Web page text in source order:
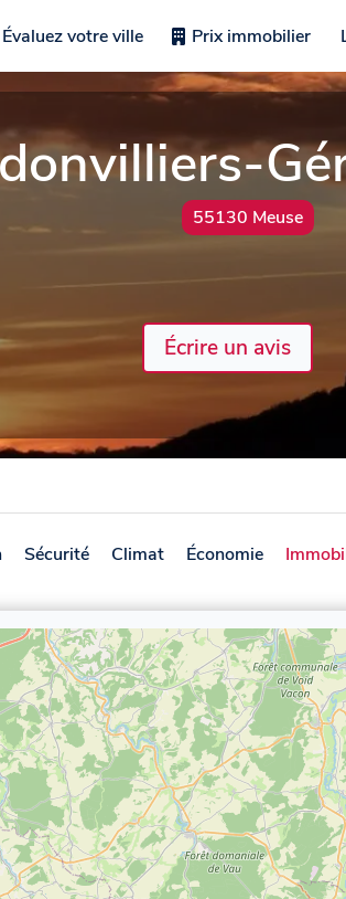
Évaluez votre ville Prix immobilier
55130 Meuse
Écrire un avis
Sécurité Climat Économie